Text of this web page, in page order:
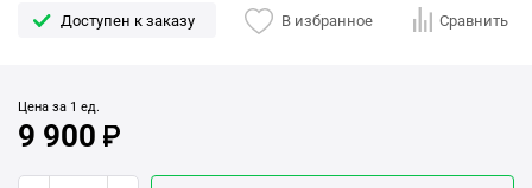
Доступен к заказу В избранное Сравнить
Цена за 1 ед.
9 900